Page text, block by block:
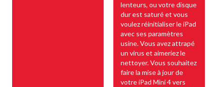
lenteurs, ou votre disque
dur est saturé et vous
voulez réinitialiser le iPad
avec ses paramètres
usine. Vous avez attrapé
un virus et aimeriez le
nettoyer. Vous souhaitez
faire la mise à jour de
votre iPad Mini 4 vers